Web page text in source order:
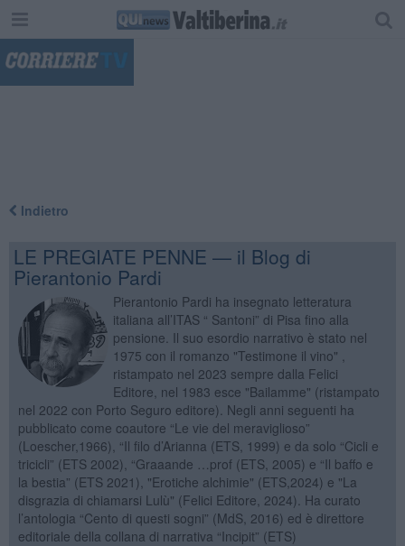
Indietro
LE PREGIATE PENNE — il Blog di
Pierantonio Pardi
Pierantonio Pardi ha insegnato letteratura
italiana all’ITAS “ Santoni” di Pisa fino alla
pensione. Il suo esordio narrativo è stato nel
1975 con il romanzo "Testimone il vino" ,
ristampato nel 2023 sempre dalla Felici
Editore, nel 1983 esce "Bailamme" (ristampato
nel 2022 con Porto Seguro editore). Negli anni seguenti ha
pubblicato come coautore “Le vie del meraviglioso”
(Loescher,1966), “Il filo d’Arianna (ETS, 1999) e da solo “Cicli e
tricicli” (ETS 2002), “Graaande …prof (ETS, 2005) e “Il baffo e
la bestia” (ETS 2021), "Erotiche alchimie" (ETS,2024) e "La
disgrazia di chiamarsi Lulù" (Felici Editore, 2024). Ha curato
l’antologia “Cento di questi sogni” (MdS, 2016) ed è direttore
editoriale della collana di narrativa “Incipit” (ETS)